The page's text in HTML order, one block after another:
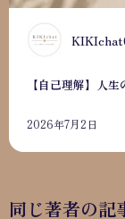
K
【自己理解】人
2026年7月2日
同じ著者の記